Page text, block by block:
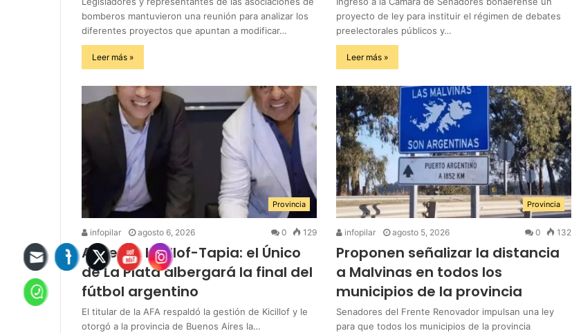
bomberos mantuvieron una reunión para analizar los
diferentes proyectos que apuntan a modificar…
Leer más »
proyecto de ley para instituir el régimen de debates
preelectorales públicos y…
Leer más »
Provincia
infopilar agosto 6, 2026 0 129
Acuerdo Kicillof-Tapia: el Único
de La Plata albergará la final del
fútbol argentino
El titular de la AFA respaldó la gestión de Kicillof y le
otorgó a la provincia de Buenos Aires la…
Provincia
infopilar agosto 5, 2026 0 132
Proponen señalizar la distancia
a Malvinas en todos los
municipios de la provincia
Senadores del Frente Renovador impulsan una ley
para que todos los municipios de la provincia